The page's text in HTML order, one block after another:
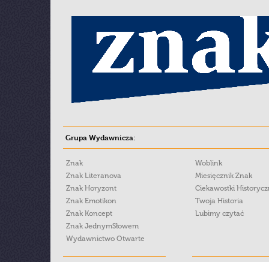
Grupa Wydawnicza:
Znak
Znak Literanova
Znak Horyzont
Znak Emotikon
Znak Koncept
Znak JednymSłowem
Wydawnictwo Otwarte
Woblink
Miesięcznik Znak
Ciekawostki
Twoja Historia
Lubimy czytać